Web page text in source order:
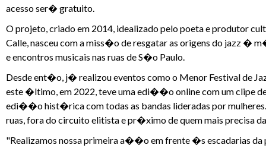
acesso ser� gratuito.
O projeto, criado em 2014, idealizado pelo poeta e produtor
Calle, nasceu com a miss�o de resgatar as origens do jazz
e encontros musicais nas ruas de S�o Paulo.
Desde ent�o, j� realizou eventos como o Menor Festival de
este �ltimo, em 2022, teve uma edi��o online com um clipe
edi��o hist�rica com todas as bandas lideradas por
ruas, fora do circuito elitista e pr�ximo de quem mais precisa
"Realizamos nossa primeira a��o em frente �s escadarias